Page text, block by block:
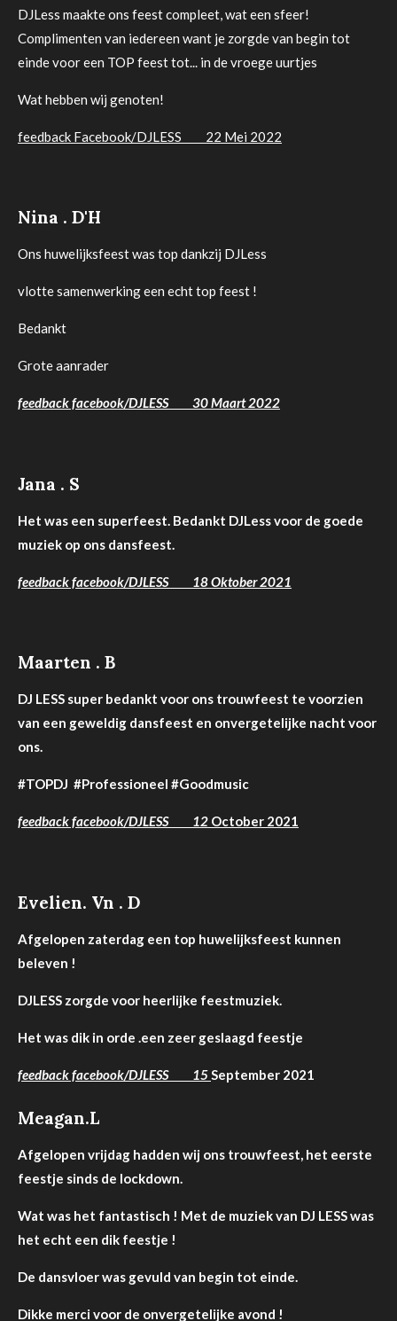
DJLess maakte ons feest compleet, wat een sfeer!
Complimenten van iedereen want je zorgde van begin tot
einde voor een TOP feest tot... in de vroege uurtjes
Wat hebben wij genoten!
feedback Facebook/DJLESS 22 Mei 2022
Nina . D'H
Ons huwelijksfeest was top dankzij DJLess
vlotte samenwerking een echt top feest !
Bedankt
Grote aanrader
feedback facebook/DJLESS 30 Maart 2022
Jana . S
Het was een superfeest. Bedankt DJLess voor de goede
muziek op ons dansfeest.
feedback facebook/DJLESS 18 Oktober 2021
Maarten . B
DJ LESS super bedankt voor ons trouwfeest te voorzien
van een geweldig dansfeest en onvergetelijke nacht voor
ons.
#TOPDJ #Professioneel #Goodmusic
feedback facebook/DJLESS 12 October 2021
Evelien. Vn . D
Afgelopen zaterdag een top huwelijksfeest kunnen
beleven !
DJLESS zorgde voor heerlijke feestmuziek.
Het was dik in orde .een zeer geslaagd feestje
feedback facebook/DJLESS 15 September 2021
Meagan.L
Afgelopen vrijdag hadden wij ons trouwfeest, het eerste
feestje sinds de lockdown.
Wat was het fantastisch ! Met de muziek van DJ LESS was
het echt een dik feestje !
De dansvloer was gevuld van begin tot einde.
Dikke merci voor de onvergetelijke avond !